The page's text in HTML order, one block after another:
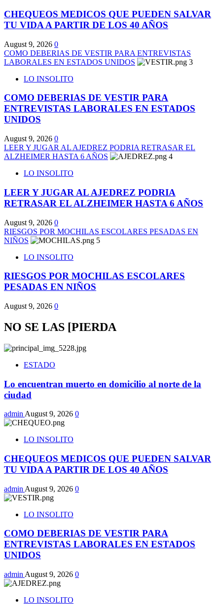
CHEQUEOS MEDICOS QUE PUEDEN SALVAR
TU VIDA A PARTIR DE LOS 40 AÑOS
August 9, 2026 0
COMO DEBERIAS DE VESTIR PARA ENTREVISTAS
LABORALES EN ESTADOS UNIDOS
3
LO INSOLITO
COMO DEBERIAS DE VESTIR PARA
ENTREVISTAS LABORALES EN ESTADOS
UNIDOS
August 9, 2026 0
LEER Y JUGAR AL AJEDREZ PODRIA RETRASAR EL
ALZHEIMER HASTA 6 AÑOS
4
LO INSOLITO
LEER Y JUGAR AL AJEDREZ PODRIA
RETRASAR EL ALZHEIMER HASTA 6 AÑOS
August 9, 2026 0
RIESGOS POR MOCHILAS ESCOLARES PESADAS EN
NIÑOS
5
LO INSOLITO
RIESGOS POR MOCHILAS ESCOLARES
PESADAS EN NIÑOS
August 9, 2026 0
NO SE LAS [PIERDA
ESTADO
Lo encuentran muerto en domicilio al norte de la
ciudad
admin August 9, 2026 0
LO INSOLITO
CHEQUEOS MEDICOS QUE PUEDEN SALVAR
TU VIDA A PARTIR DE LOS 40 AÑOS
admin August 9, 2026 0
LO INSOLITO
COMO DEBERIAS DE VESTIR PARA
ENTREVISTAS LABORALES EN ESTADOS
UNIDOS
admin August 9, 2026 0
LO INSOLITO